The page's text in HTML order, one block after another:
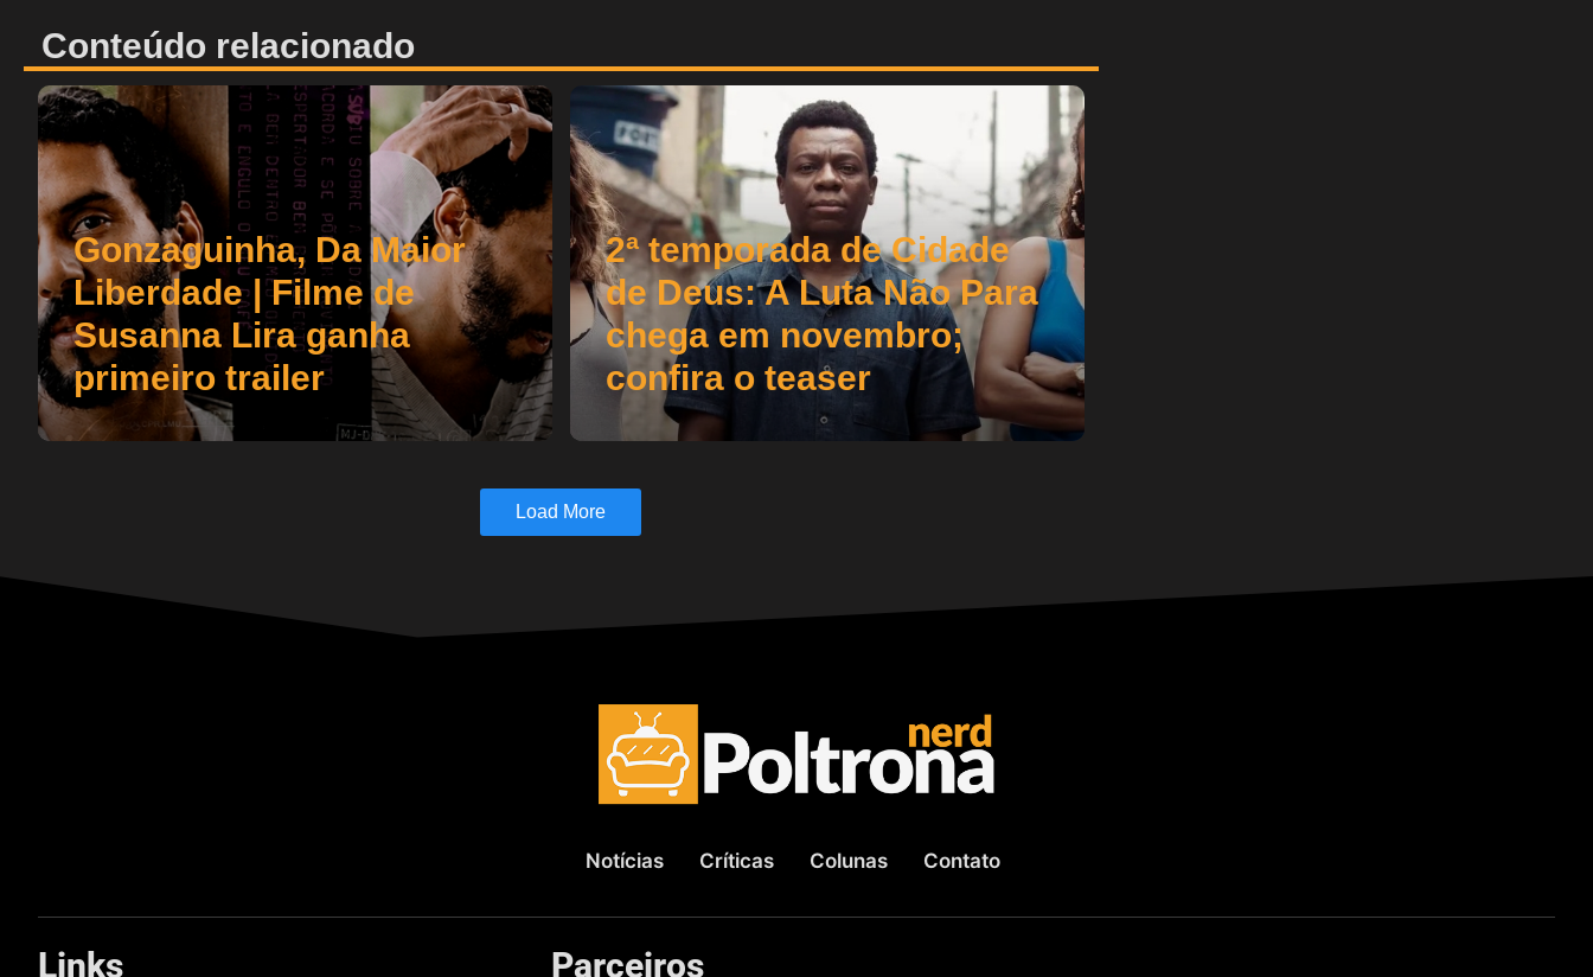
Conteúdo relacionado
Gonzaguinha, Da Maior
Liberdade | Filme de
Susanna Lira ganha
primeiro trailer
2ª temporada de Cidade
de Deus: A Luta Não Para
chega em novembro;
confira o teaser
Load More
Notícias Críticas Colunas Contato
Links Parceiros